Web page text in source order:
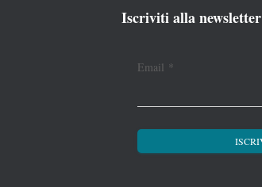
Iscriviti alla newsletter
Email *